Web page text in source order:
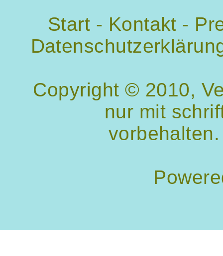
Start - Kontakt -
Copyright © 2010,
nur mit